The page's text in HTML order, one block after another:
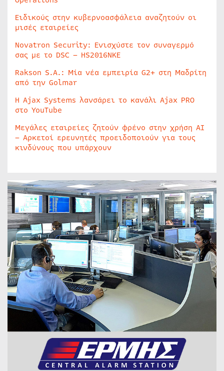
Ειδικούς στην κυβερνοασφάλεια αναζητούν οι
μισές εταιρείες
Novatron Security: Ενισχύστε τον συναγερμό
σας με το DSC – HS2016NKE
Rakson S.A.: Μία νέα εμπειρία G2+ στη Μαδρίτη
από την Golmar
Η Ajax Systems λανσάρει το κανάλι Ajax PRO
στο YouTube
Μεγάλες εταιρείες ζητούν φρένο στην χρήση AI
– Αρκετοί ερευνητές προειδοποιούν για τους
κινδύνους που υπάρχουν